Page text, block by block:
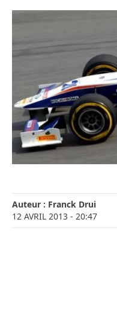
Auteur : Franck Drui
12 AVRIL 2013 - 20:47